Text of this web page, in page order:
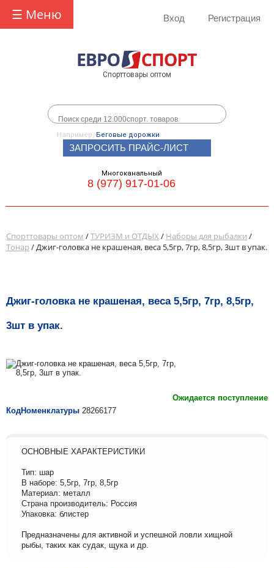
☰ Меню Вход Регистрация
Спорттовары оптом
Например, Беговые дорожки
ЗАПРОСИТЬ ПРАЙС-ЛИСТ
Многоканальный
8 (977) 917-01-06
Спорттовары оптом /ТУРИЗМ и ОТДЫХ / Наборы для рыбалки /
Тонар / Джиг-головка не крашеная, веса 5,5гр, 7гр, 8,5гр, 3шт в упак.
Джиг-головка не крашеная, веса 5,5гр, 7гр, 8,5гр,
3шт в упак.
Ожидается поступление
КодНоменклатуры 28266177
ОСНОВНЫЕ ХАРАКТЕРИСТИКИ
Тип: шар
В наборе: 5,5гр, 7гр, 8,5гр
Материал: металл
Страна производитель: Россия
Упаковка: блистер
Предназначены для активной и успешной ловли хищной
рыбы, таких как судак, щука и др.